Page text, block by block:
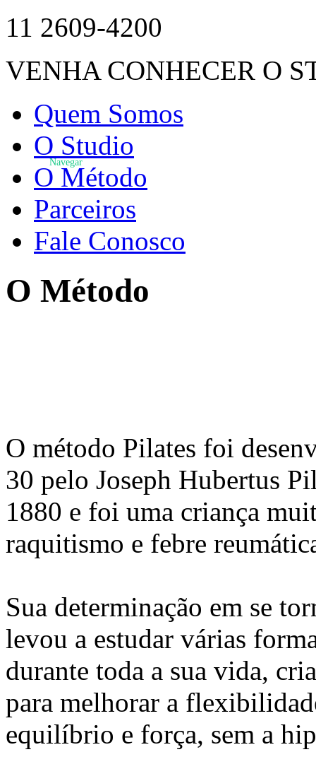
11 2609-4200
VENHA CONHECER O
Quem Somos
O Studio
O Método
Parceiros
Fale Conosco
O Método
O método Pilates foi
30 pelo Joseph Hubertus
1880 e foi uma criança
raquitismo e febre
Sua determinação em se
levou a estudar várias
durante toda a sua vida,
para melhorar a
equilíbrio e força, sem a
Navegar